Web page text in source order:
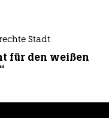
Stadt
für den weißen